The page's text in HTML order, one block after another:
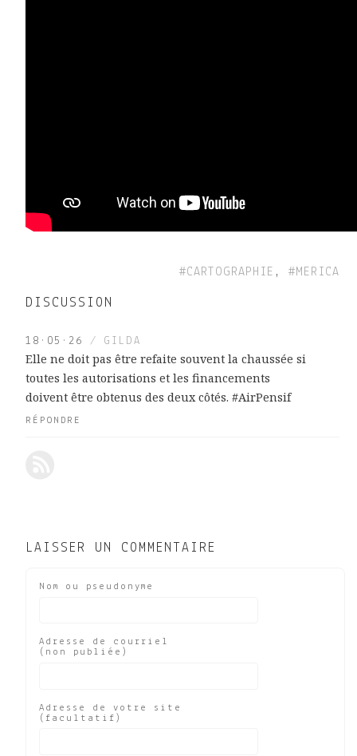
#CARTOGRAPHIE ,#MERICA
DISCUSSION
18·05·26 / GILDA
Elle ne doit pas être refaite souvent la chaussée si
toutes les autorisations et les financements
doivent être obtenus des deux côtés. #AirPensif
RÉPONDRE
LAISSER UN COMMENTAIRE
Nom ou pseudonyme
Adresse de courriel
(non publiée)
Adresse de votre site
(facultatif)